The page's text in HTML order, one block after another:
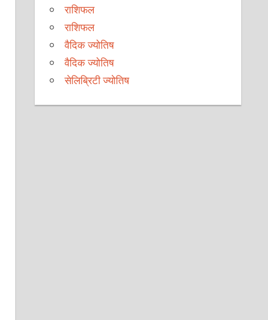
राशिफल
राशिफल
वैदिक ज्योतिष
वैदिक ज्योतिष
सेलिब्रिटी ज्योतिष